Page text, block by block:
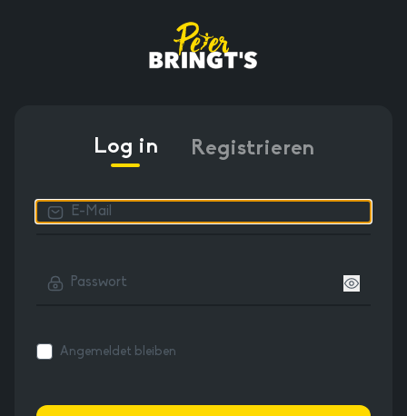
Log in Registrieren
Angemeldet bleiben